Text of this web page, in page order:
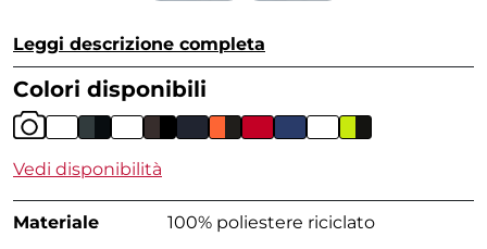
Leggi descrizione completa
Colori disponibili
Vedi disponibilità
Materiale 100% poliestere riciclato